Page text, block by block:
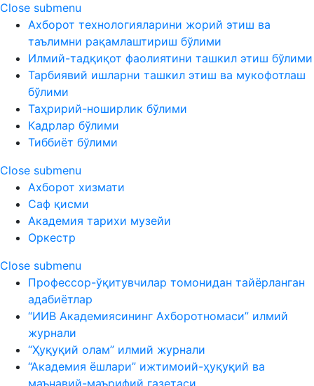
Close submenu
Ахборот технологияларини жорий этиш ва
таълимни рақамлаштириш бўлими
Илмий-тадқиқот фаолиятини ташкил этиш бўлими
Тарбиявий ишларни ташкил этиш ва мукофотлаш
бўлими
Таҳририй-ноширлик бўлими
Кадрлар бўлими
Тиббиёт бўлими
Close submenu
Ахборот хизмати
Саф қисми
Академия тарихи музейи
Оркестр
Close submenu
Профессор-ўқитувчилар томонидан тайёрланган
адабиётлар
“ИИВ Академиясининг Ахборотномаси” илмий
журнали
“Ҳуқуқий олам” илмий журнали
“Академия ёшлари” ижтимоий-ҳуқуқий ва
маънавий-маърифий газетаси